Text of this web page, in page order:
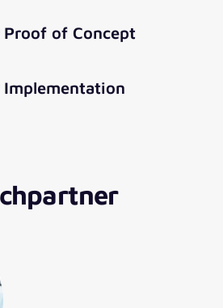
Proof of Concept
Implementation